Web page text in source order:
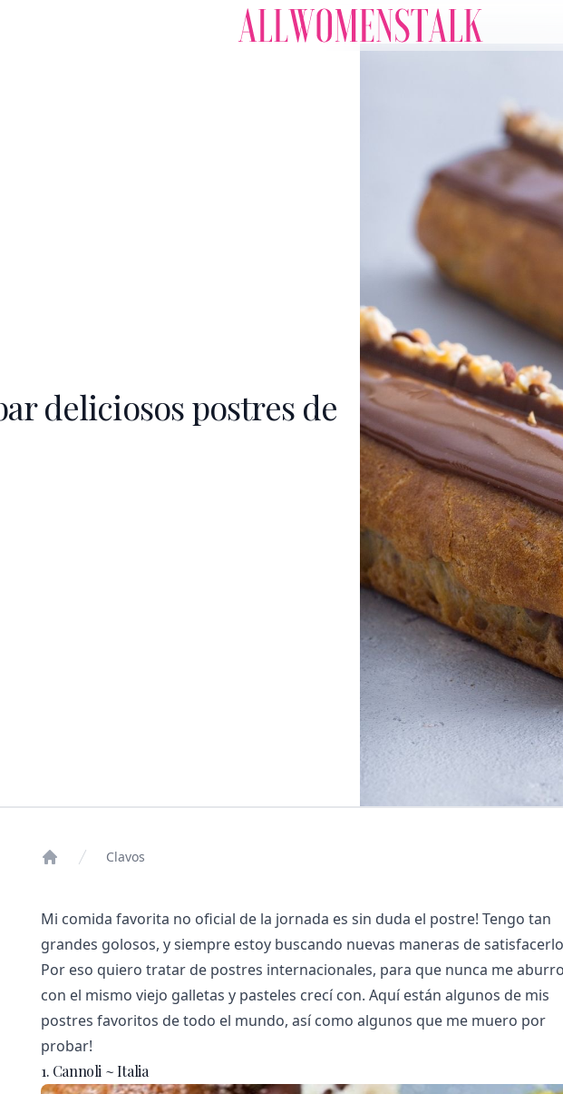
deliciosos postres de
Clavos
Mi comida favorita no oficial de la jornada es sin duda el postre! Tengo tan
grandes golosos, y siempre estoy buscando nuevas maneras de
Por eso quiero tratar de postres internacionales, para que nunca me
con el mismo viejo galletas y pasteles crecí con. Aquí están algunos de mis
postres favoritos de todo el mundo, así como algunos que me muero por
probar!
1. Cannoli ~ Italia